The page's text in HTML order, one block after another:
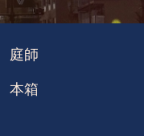
庭師
本箱